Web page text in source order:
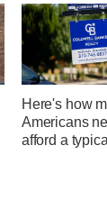
Here's how
Americans
afford a